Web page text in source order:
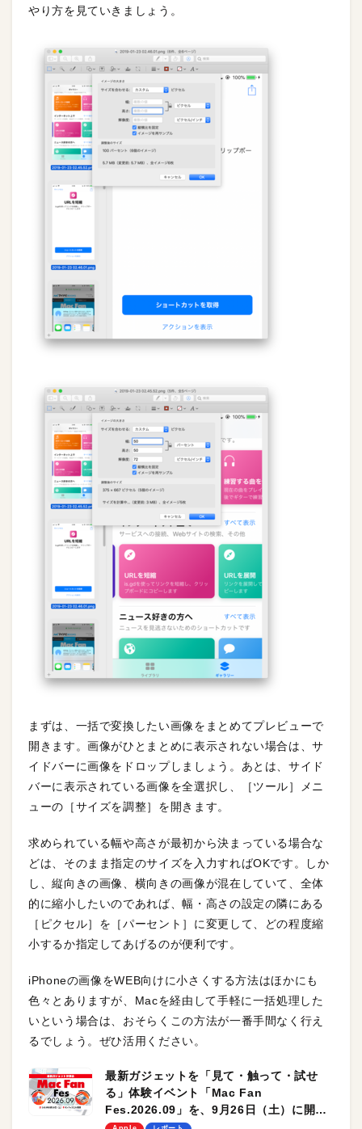
やり方を見ていきましょう。
まずは、一括で変換したい画像をまとめてプレビューで
開きます。画像がひとまとめに表示されない場合は、サ
イドバーに画像をドロップしましょう。あとは、サイド
バーに表示されている画像を全選択し、［ツール］メニ
ューの［サイズを調整］を開きます。
求められている幅や高さが最初から決まっている場合な
どは、そのまま指定のサイズを入力すればOKです。しか
し、縦向きの画像、横向きの画像が混在していて、全体
的に縮小したいのであれば、幅・高さの設定の隣にある
［ピクセル］を［パーセント］に変更して、どの程度縮
小するか指定してあげるのが便利です。
iPhoneの画像をWEB向けに小さくする方法はほかにも
色々とありますが、Macを経由して手軽に一括処理した
いという場合は、おそらくこの方法が一番手間なく行え
るでしょう。ぜひ活用ください。
最新ガジェットを「見て・触って・試せ
る」体験イベント「Mac Fan
Fes.2026.09」を、9月26日（土）に開催